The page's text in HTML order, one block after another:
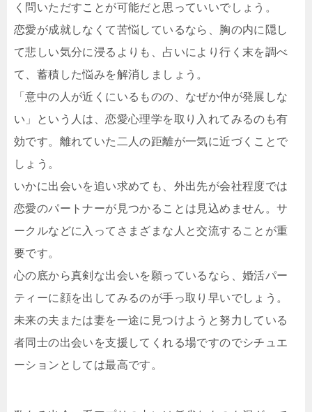
く問いただすことが可能だと思っていいでしょう。
恋愛が成就しなくて苦悩しているなら、胸の内に隠し
て悲しい気分に浸るよりも、占いにより行く末を調べ
て、蓄積した悩みを解消しましょう。
「意中の人が近くにいるものの、なぜか仲が発展しな
い」という人は、恋愛心理学を取り入れてみるのも有
効です。離れていた二人の距離が一気に近づくことで
しょう。
いかに出会いを追い求めても、外出先が会社程度では
恋愛のパートナーが見つかることは見込めません。サ
ークルなどに入ってさまざまな人と交流することが重
要です。
心の底から真剣な出会いを願っているなら、婚活パー
ティーに顔を出してみるのが手っ取り早いでしょう。
未来の夫または妻を一途に見つけようと努力している
者同士の出会いを支援してくれる場ですのでシチュエ
ーションとしては最高です。